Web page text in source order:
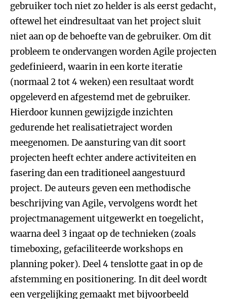
gebruiker toch niet zo helder is als eerst gedacht,
oftewel het eindresultaat van het project sluit
niet aan op de behoefte van de gebruiker. Om dit
probleem te ondervangen worden Agile projecten
gedefinieerd, waarin in een korte iteratie
(normaal 2 tot 4 weken) een resultaat wordt
opgeleverd en afgestemd met de gebruiker.
Hierdoor kunnen gewijzigde inzichten
gedurende het realisatietraject worden
meegenomen. De aansturing van dit soort
projecten heeft echter andere activiteiten en
fasering dan een traditioneel aangestuurd
project. De auteurs geven een methodische
beschrijving van Agile, vervolgens wordt het
projectmanagement uitgewerkt en toegelicht,
waarna deel 3 ingaat op de technieken (zoals
timeboxing, gefaciliteerde workshops en
planning poker). Deel 4 tenslotte gaat in op de
afstemming en positionering. In dit deel wordt
een vergelijking gemaakt met bijvoorbeeld